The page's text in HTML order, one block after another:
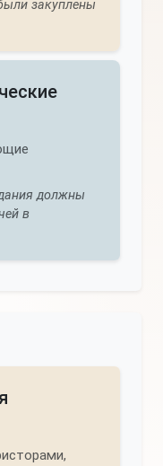
закуплены
должны
в